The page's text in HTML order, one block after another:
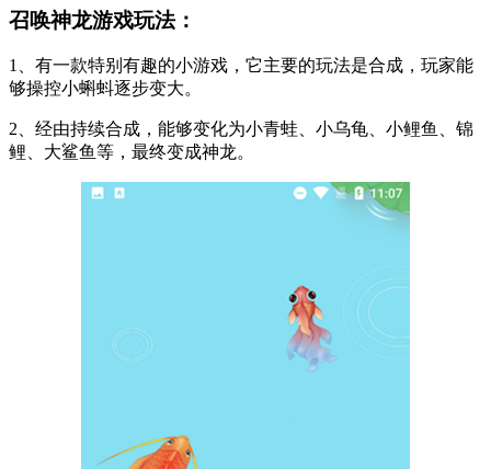
召唤神龙游戏玩法：
1、有一款特别有趣的小游戏，它主要的玩法是合成，玩家能
够操控小蝌蚪逐步变大。
2、经由持续合成，能够变化为小青蛙、小乌龟、小鲤鱼、锦
鲤、大鲨鱼等，最终变成神龙。